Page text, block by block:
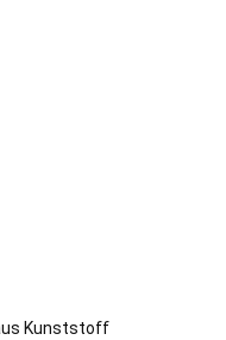
Kunststoff